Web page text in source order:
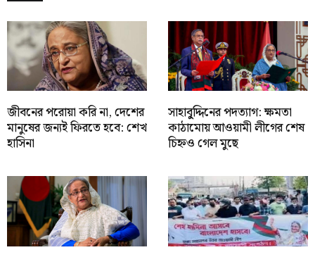
জীবনের পরোয়া করি না, দেশের
মানুষের জন্যই ফিরতে হবে: শেখ
হাসিনা
সাহাবু্দ্দিনের পদত্যাগ: ক্ষমতা
কাঠামোয় আওয়ামী লীগের শেষ
চিহ্নও গেল মুছে